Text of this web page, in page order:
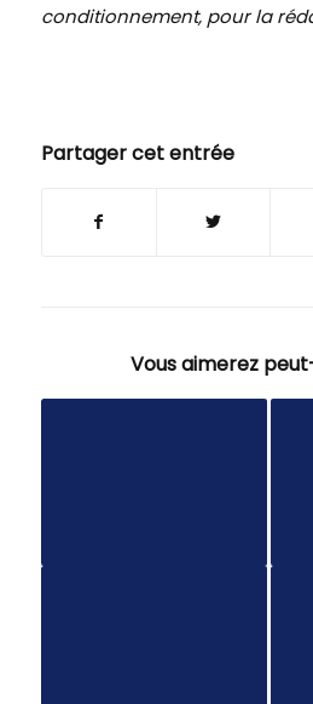
conditionnement, pour la
Partager cet entrée
Vous aimerez